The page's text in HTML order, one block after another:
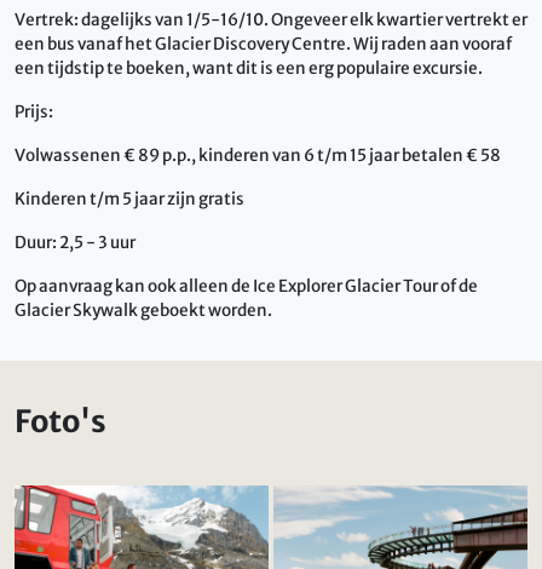
Vertrek: dagelijks van 1/5-16/10. Ongeveer elk kwartier vertrekt er
een bus vanaf het Glacier Discovery Centre. Wij raden aan vooraf
een tijdstip te boeken, want dit is een erg populaire excursie.
Prijs:
Volwassenen € 89 p.p., kinderen van 6 t/m 15 jaar betalen € 58
Kinderen t/m 5 jaar zijn gratis
Duur: 2,5 - 3 uur
Op aanvraag kan ook alleen de Ice Explorer Glacier Tour of de
Glacier Skywalk geboekt worden.
Foto's